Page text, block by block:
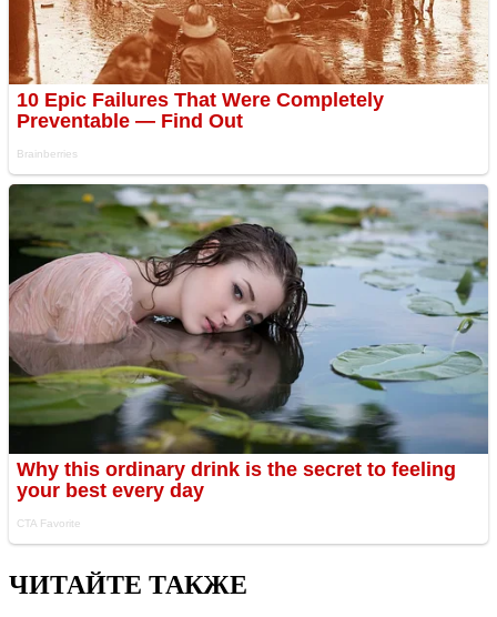
ЧИТАЙТЕ ТАКЖЕ